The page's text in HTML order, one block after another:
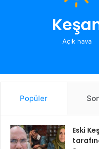
Açık hava
Popüler
Eski